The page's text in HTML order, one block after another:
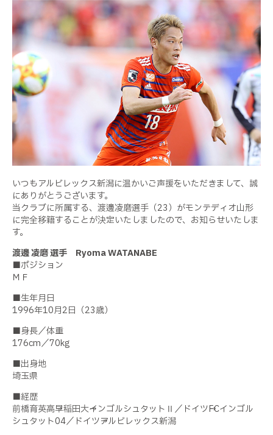
いつもアルビレックス新潟に温かいご声援をいただきまして、誠
にありがとうございます。
当クラブに所属する、渡邊凌磨選手（23）がモンテディオ山形
に完全移籍することが決定いたしましたので、お知らせいたしま
す。
渡邊 凌磨 選手 Ryoma WATANABE
■ポジション
ＭＦ
■生年月日
1996年10月2日（23歳）
■身長／体重
176cm／70kg
■出身地
埼玉県
■経歴
前橋育英高→早稲田大→インゴルシュタットⅡ／ドイツ→FCインゴル
シュタット04／ドイツ→アルビレックス新潟